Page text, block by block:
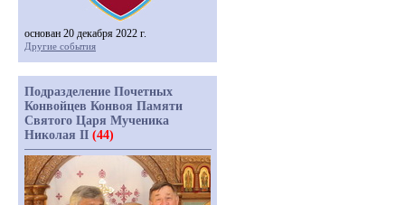
основан 20 декабря 2022 г.
Другие события
Подразделение Почетных
Конвойцев Конвоя Памяти
Святого Царя Мученика
Николая II (44)